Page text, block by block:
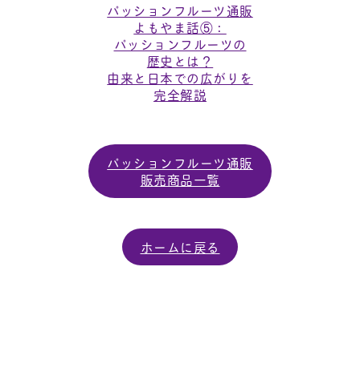
パッションフルーツ通販
よもやま話⑤：
パッションフルーツの
歴史とは？
由来と日本での広がりを
完全解説
パッションフルーツ通販
販売商品一覧
ホームに戻る